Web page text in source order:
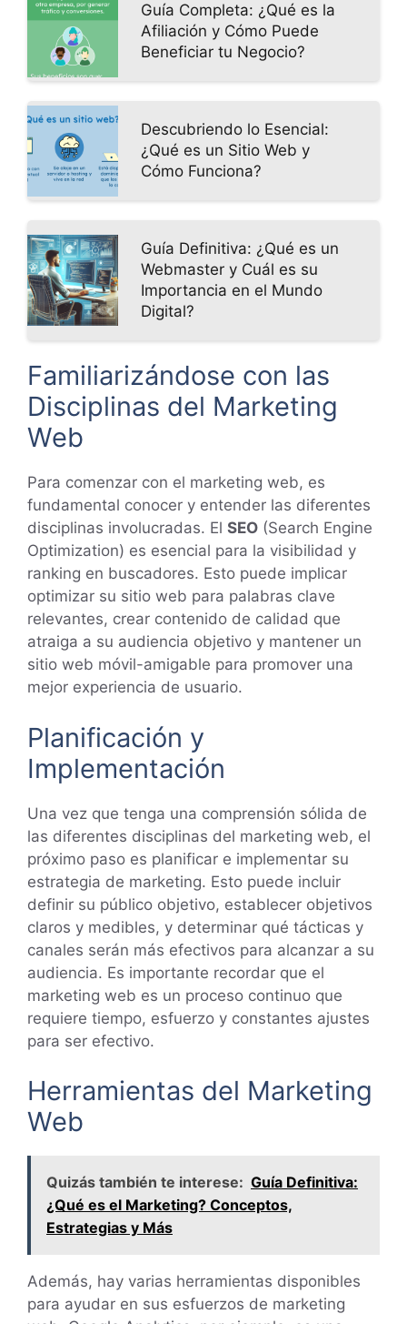
Guía Completa: ¿Qué es la
Afiliación y Cómo Puede
Beneficiar tu Negocio?
Descubriendo lo Esencial:
¿Qué es un Sitio Web y
Cómo Funciona?
Guía Definitiva: ¿Qué es un
Webmaster y Cuál es su
Importancia en el Mundo
Digital?
Familiarizándose con las
Disciplinas del Marketing
Web
Para comenzar con el marketing web, es
fundamental conocer y entender las diferentes
disciplinas involucradas. El SEO (Search Engine
Optimization) es esencial para la visibilidad y
ranking en buscadores. Esto puede implicar
optimizar su sitio web para palabras clave
relevantes, crear contenido de calidad que
atraiga a su audiencia objetivo y mantener un
sitio web móvil-amigable para promover una
mejor experiencia de usuario.
Planificación y
Implementación
Una vez que tenga una comprensión sólida de
las diferentes disciplinas del marketing web, el
próximo paso es planificar e implementar su
estrategia de marketing. Esto puede incluir
definir su público objetivo, establecer objetivos
claros y medibles, y determinar qué tácticas y
canales serán más efectivos para alcanzar a su
audiencia. Es importante recordar que el
marketing web es un proceso continuo que
requiere tiempo, esfuerzo y constantes ajustes
para ser efectivo.
Herramientas del Marketing
Web
Quizás también te interese: Guía Definitiva:
¿Qué es el Marketing? Conceptos,
Estrategias y Más
Además, hay varias herramientas disponibles
para ayudar en sus esfuerzos de marketing